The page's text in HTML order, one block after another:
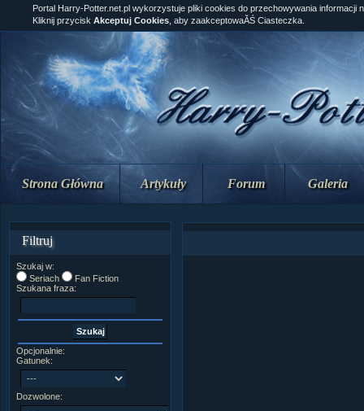
Strona Główna Artykuły Forum Galeria
Filtruj
Szukaj w:
Seriach
Fan Fiction
Szukana fraza:
Opcjonalnie:
Gatunek:
Dozwolone:
Portal Harry-Potter.net.pl wykorzystuje pliki cookies do przechowywania informacji
Kliknij przycisk Akceptuj Cookies , aby zaakceptowaĂŚ Ciasteczka.